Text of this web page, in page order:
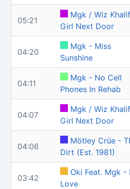
05:21
Mgk / Wiz
Girl Next Door
04:20
Mgk - Miss
Sunshine
04:11
Mgk - No Cell
Phones In Rehab
04:07
Mgk / Wiz
Girl Next Door
04:06
Mötley Crüe -
Dirt (Est. 1981)
03:42
Oki Feat. Mgk -
Love